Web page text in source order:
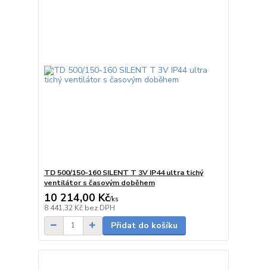
TD 500/150-160 SILENT T 3V IP44 ultra tichý
ventilátor s časovým doběhem
10 214,00 Kč/ks
8 441,32 Kč bez DPH
Přidat do košíku